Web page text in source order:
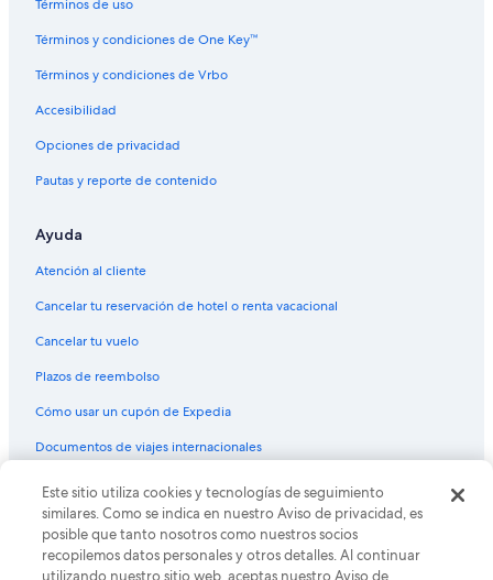
Hoteles que aceptan mascotas en Atami
Hoteles en Atami
Ryokans en Atami
Apartamentos en Estación de tren de Gotemba
Hoteles en Shimizu
Hoteles con bar en Izu
Hoteles con alberca en Izu
Villas en Izu
Hoteles con aguas termales en Izu Nagaoka Onsen
Apartamentos en Gotemba
Hoteles en Gotemba
Hoteles en Mishima
Ryokans en Mishima
Términos de uso
Términos y condiciones de One Key™
Términos y condiciones de Vrbo
Accesibilidad
Opciones de privacidad
Pautas y reporte de contenido
Ayuda
Atención al cliente
Cancelar tu reservación de hotel o renta vacacional
Cancelar tu vuelo
Plazos de reembolso
Cómo usar un cupón de Expedia
Documentos de viajes internacionales
© 2026 Expedia, Inc., una empresa de Expedia Group. Todos los
derechos reservados. Expedia y el logo de Expedia son marcas
registradas o marcas comerciales de Expedia, Inc. CST# 2029030-50.
Este sitio utiliza cookies y tecnologías de seguimiento
similares. Como se indica en nuestro Aviso de privacidad, es
posible que tanto nosotros como nuestros socios
recopilemos datos personales y otros detalles. Al continuar
utilizando nuestro sitio web, aceptas nuestro Aviso de